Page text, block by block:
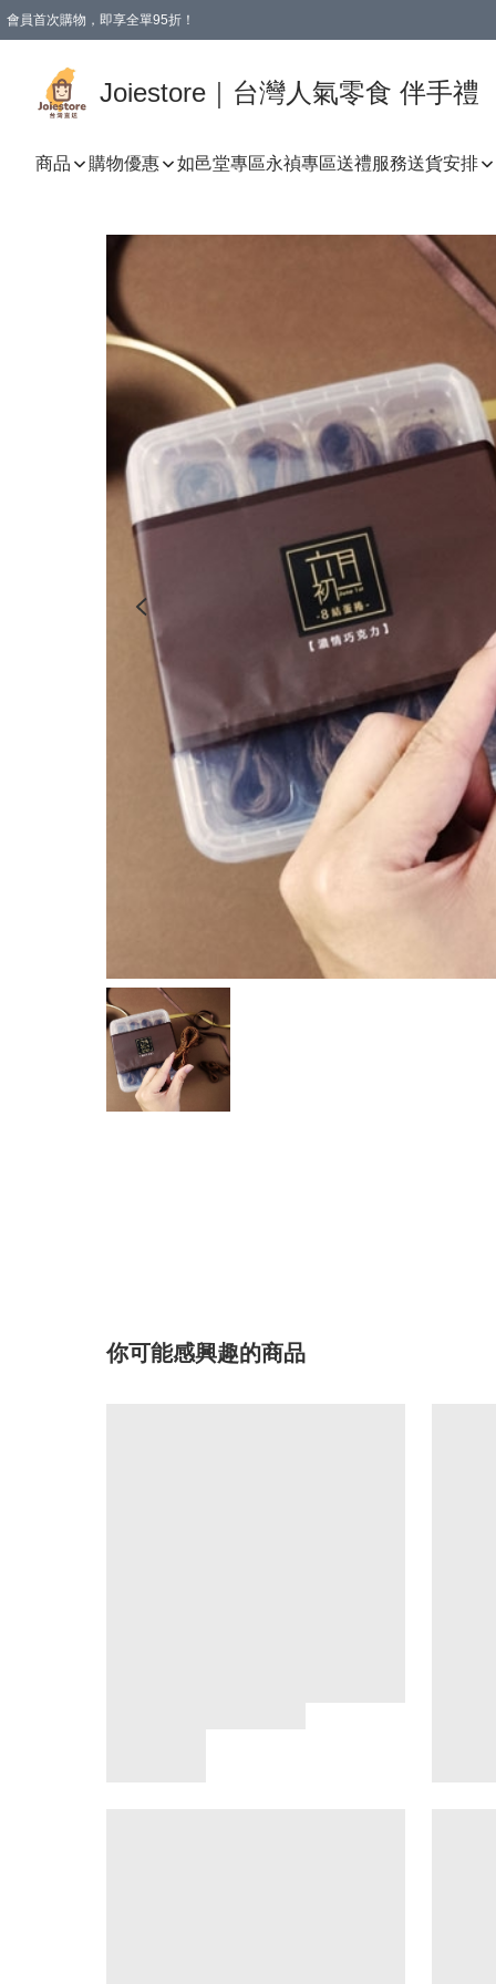
會員首次購物，即享全單95折！
Joiestore｜台灣人氣零食 伴手禮
商品 購物優惠 如邑堂專區永禎專區送禮服務送貨安排
你可能感興趣的商品